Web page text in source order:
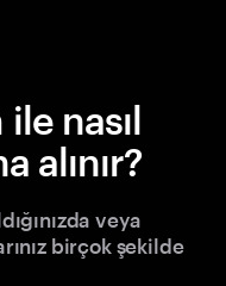
nasıl
alınır?
veya
birçok şekilde